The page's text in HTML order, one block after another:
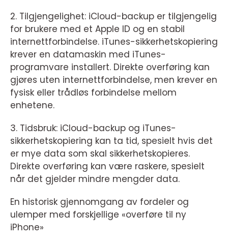
2. Tilgjengelighet: iCloud-backup er tilgjengelig
for brukere med et Apple ID og en stabil
internettforbindelse. iTunes-sikkerhetskopiering
krever en datamaskin med iTunes-
programvare installert. Direkte overføring kan
gjøres uten internettforbindelse, men krever en
fysisk eller trådløs forbindelse mellom
enhetene.
3. Tidsbruk: iCloud-backup og iTunes-
sikkerhetskopiering kan ta tid, spesielt hvis det
er mye data som skal sikkerhetskopieres.
Direkte overføring kan være raskere, spesielt
når det gjelder mindre mengder data.
En historisk gjennomgang av fordeler og
ulemper med forskjellige «overføre til ny
iPhone»